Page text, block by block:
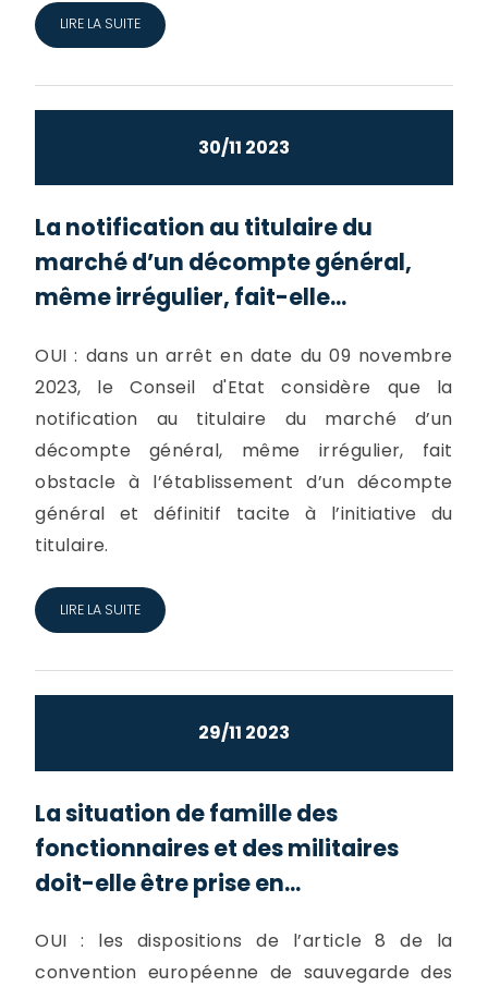
LIRE LA SUITE
30/11 2023
La notification au titulaire du
marché d’un décompte général,
même irrégulier, fait-elle...
OUI : dans un arrêt en date du 09 novembre
2023, le Conseil d'Etat considère que la
notification au titulaire du marché d’un
décompte général, même irrégulier, fait
obstacle à l’établissement d’un décompte
général et définitif tacite à l’initiative du
titulaire.
LIRE LA SUITE
29/11 2023
La situation de famille des
fonctionnaires et des militaires
doit-elle être prise en...
OUI : les dispositions de l’article 8 de la
convention européenne de sauvegarde des